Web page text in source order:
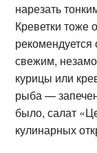
нарезать
Креветки тоже
свежим,
курицы или
рыба —
было, салат
кулинарных